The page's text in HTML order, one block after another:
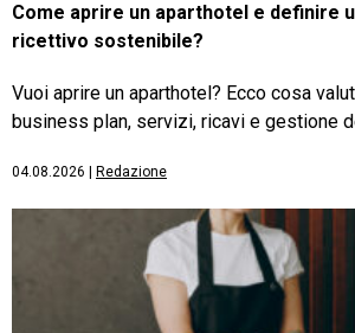
Come aprire un aparthotel e definire
ricettivo sostenibile?
Vuoi aprire un aparthotel? Ecco cosa
business plan, servizi, ricavi e gestione
04.08.2026 Redazione